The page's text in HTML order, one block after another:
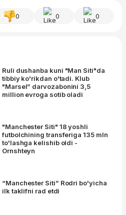
0 0 0
Ruli dushanba kuni "Man Siti"da
tibbiy ko'rikdan o'tadi. Klub
"Marsel” darvozabonini 3,5
million evroga sotib oladi
"Manchester Siti" 18 yoshli
futbolchining transferiga 135 mln
to'lashga kelishib oldi -
Ornshteyn
“Manchester Siti” Rodri bo'yicha
ilk taklifni rad etdi